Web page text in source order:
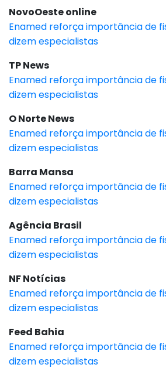
NovoOeste online
Enamed reforça importância de
dizem especialistas
TP News
Enamed reforça importância de
dizem especialistas
O Norte News
Enamed reforça importância de
dizem especialistas
Barra Mansa
Enamed reforça importância de
dizem especialistas
Agência Brasil
Enamed reforça importância de
dizem especialistas
NF Notícias
Enamed reforça importância de
dizem especialistas
Feed Bahia
Enamed reforça importância de
dizem especialistas